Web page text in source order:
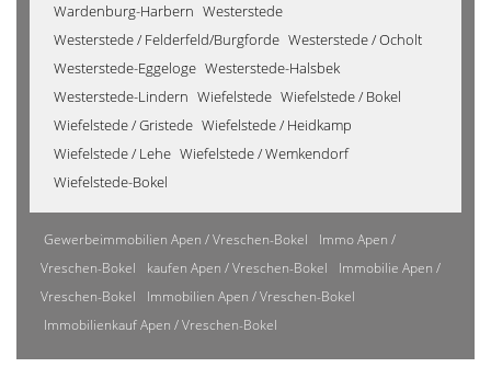
Wardenburg-Harbern Westerstede
Westerstede / Felderfeld/Burgforde Westerstede / Ocholt
Westerstede-Eggeloge Westerstede-Halsbek
Westerstede-Lindern Wiefelstede Wiefelstede / Bokel
Wiefelstede / Gristede Wiefelstede / Heidkamp
Wiefelstede / Lehe Wiefelstede / Wemkendorf
Wiefelstede-Bokel
Gewerbeimmobilien Apen / Vreschen-Bokel
Immo Apen /
Vreschen-Bokel
kaufen Apen / Vreschen-Bokel
Immobilie Apen /
Vreschen-Bokel
Immobilien Apen / Vreschen-Bokel
Immobilienkauf Apen / Vreschen-Bokel